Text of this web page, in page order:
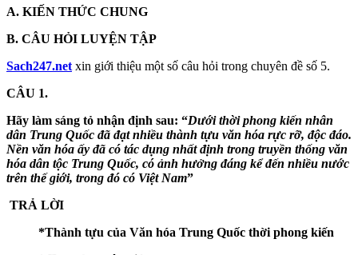
A. KIẾN THỨC CHUNG
B. CÂU HỎI LUYỆN TẬP
Sach247.net xin giới thiệu một số câu hỏi trong chuyên đề số 5.
CÂU 1.
Hãy làm sáng tỏ nhận định sau: “Dưới thời phong kiến nhân
dân Trung Quốc đã đạt nhiều thành tựu văn hóa rực rỡ, độc đáo.
Nền văn hóa ấy đã có tác dụng nhất định trong truyền thống văn
hóa dân tộc Trung Quốc, có ảnh hưởng đáng kể đến nhiều nước
trên thế giới, trong đó có Việt Nam”
TRẢ LỜI
*Thành tựu của Văn hóa Trung Quốc thời phong kiến